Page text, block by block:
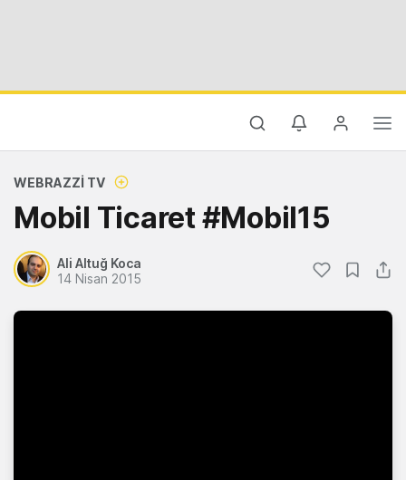
WEBRAZZI TV
Mobil Ticaret #Mobil15
Ali Altuğ Koca
14 Nisan 2015